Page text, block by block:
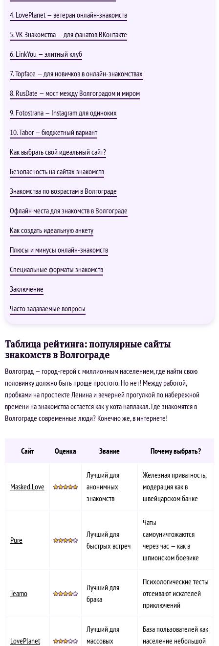
4. LovePlanet — ветеран онлайн-знакомств
5. VK Знакомства — для фанатов ВКонтакте
6. LinkYou — элитный клуб
7. Topface — для новичков в онлайн-знакомствах
8. RusDate — мост между Волгоградом и миром
9. Fotostrana — Instagram для одиноких
10. Tabor — бюджетный вариант
Как выбрать свой идеальный сайт?
Безопасность на сайтах знакомств
Знакомства по возрастам в Волгограде
Офлайн места для знакомств в Волгограде
Как создать идеальную анкету
Плюсы и минусы онлайн-знакомств
Специальные форматы знакомств
Заключение
Часто задаваемые вопросы
Таблица рейтинга: популярные сайты
знакомств в Волгограде
Волгоград — город-герой с миллионным населением, где найти свою
половинку должно быть проще простого. Но нет! Между работой,
пробками на проспекте Ленина и вечерней прогулкой по набережной
времени на знакомства остается как у кота наплакал. Где знакомятся в
Волгограде современные люди? Конечно же, в интернете!
Сайт Оценка Звание Почему выбрать?
Masked.Love
Лучший для
анонимных
знакомств
Железная приватность,
модерация как в
швейцарском банке
Pure
Лучший для
быстрых встреч
Чаты
самоуничтожаются
через час — как в
шпионском боевике
Teamo
Лучший для
брака
Психологические тесты
отсеивают искателей
приключений
LovePlanet
Лучший для
массовых
База пользователей как
население небольшой